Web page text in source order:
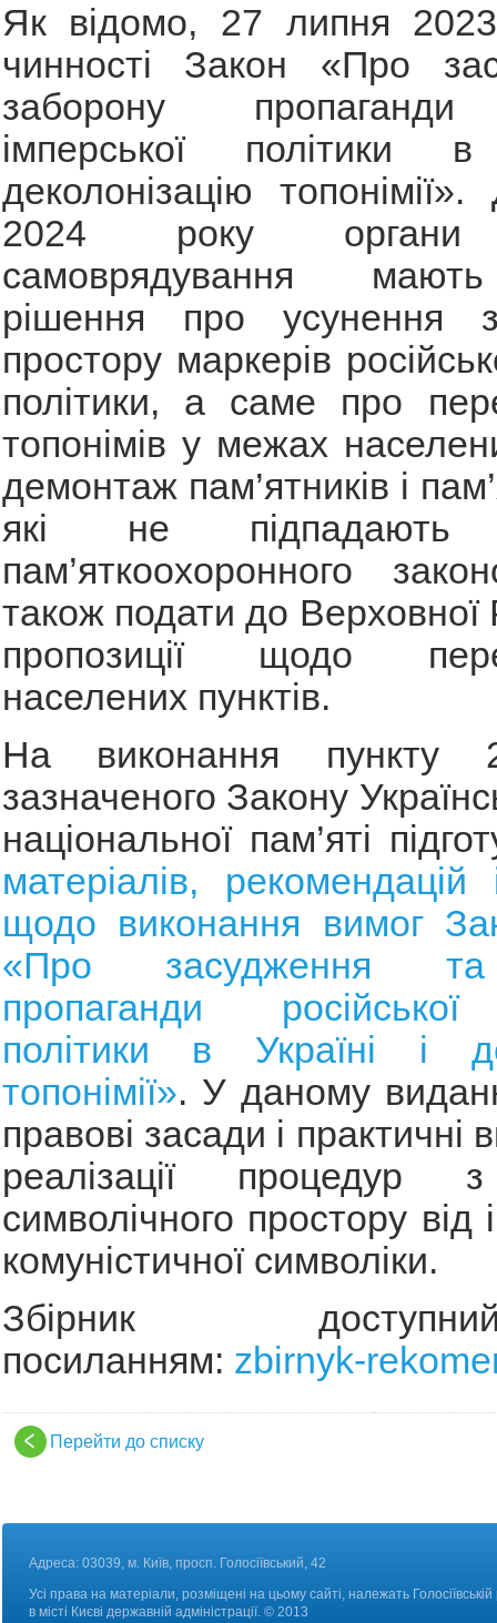
Як відомо, 27 липня
чинності Закон «Про
заборону пропаганди
імперської політики
деколонізацію
2024 року органи
самоврядування
рішення про усунення з
простору маркерів
політики, а саме про
топонімів у межах
демонтаж пам’ятників і
які не
пам’яткоохоронного
також подати до Верховної
пропозиції щодо
населених пунктів.
На виконання пункту
зазначеного Закону
національної пам’яті
матеріалів, рекомендацій
щодо виконання вимог
«Про засудження та
пропаганди російської
політики в Україні і
топонімії». У даному
правові засади і практичні
реалізації процедур
символічного простору від
комуністичної символіки.
Збірник
посиланням: zbirnyk-
Перейти до списку
Адреса: 03039, м. Київ, просп. Голосіївський, 42
Усі права на матеріали, розміщені на цьому сайті, належать
в місті Києві державній адміністрації. © 2013